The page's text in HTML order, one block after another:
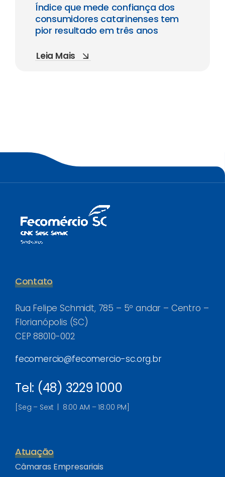
Índice que mede confiança dos
consumidores catarinenses tem
pior resultado em três anos
Leia Mais
Contato
Rua Felipe Schmidt, 785 – 5º andar – Centro –
Florianópolis (SC)
CEP 88010-002
fecomercio@fecomercio-sc.org.br
Tel: (48) 3229 1000
[Seg – Sext | 8:00 AM – 18:00 PM]
Atuação
Câmaras Empresariais